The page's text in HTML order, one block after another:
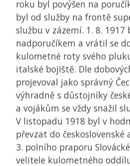
roku byl povýšen na
byl od služby na frontě
službu v zázemí. 1. 8. 1917
nadporučíkem a vrátil se
kulometné roty svého
italské bojiště. Dle
projevoval jako správný
výhradně s důstojníky
a vojákům se vždy snažil
V listopadu 1918 byl v
převzat do československé
3. polního praporu
velitele kulometného